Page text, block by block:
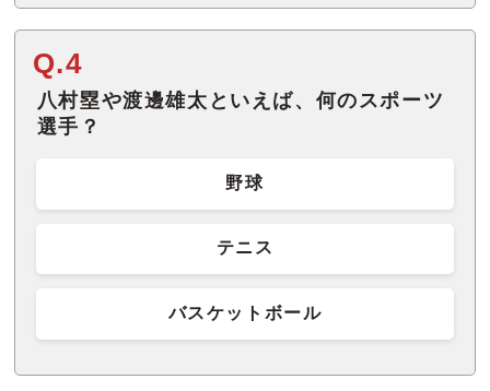
Q.4
八村塁や渡邊雄太といえば、何のスポーツ
選手？
野球
テニス
バスケットボール